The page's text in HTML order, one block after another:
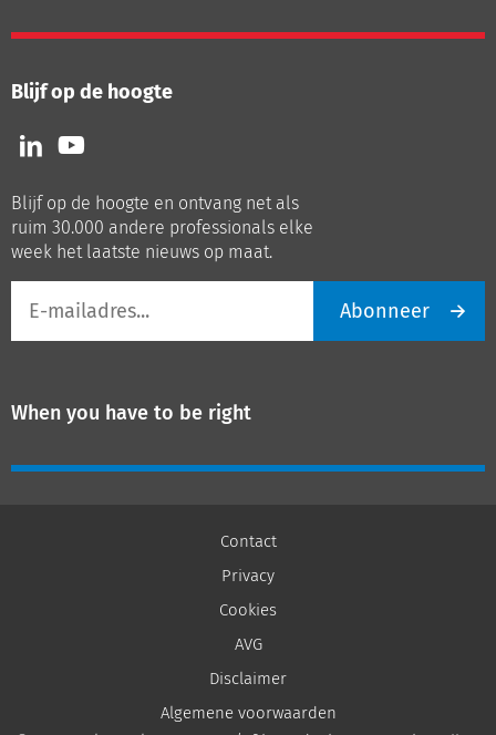
Blijf op de hoogte
Volg
ons
LinkedIn
Volg
ons
Youtube
Blijf op de hoogte en ontvang net als
ruim 30.000 andere professionals elke
week het laatste nieuws op maat.
mailadres
Abonneer
When you have to be right
Contact
Privacy
Cookies
AVG
Disclaimer
Algemene voorwaarden